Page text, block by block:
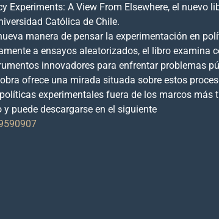
Experiments: A View From Elsewhere, el nuevo
Católica de Chile.
manera de pensar la experimentación en
a ensayos aleatorizados, el libro examina
innovadores para enfrentar problemas
ofrece una mirada situada sobre estos
experimentales fuera de los marcos más
puede descargarse en el siguiente